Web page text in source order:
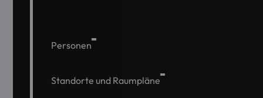
Personen
Standorte und Raumpläne